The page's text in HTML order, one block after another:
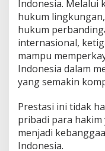
Indonesia. Melalui
hukum
hukum
internasional,
mampu
Indonesia dalam
yang semakin
Prestasi ini tidak
pribadi para
menjadi
Indonesia.